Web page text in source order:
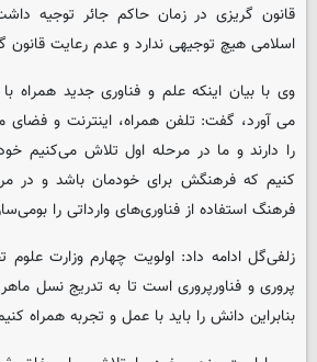
قانون گریزی در زمان حاکم جائر توجیه
اسلامی هیچ توجیهی ندارد و عدم رعایت قانون
وی با بیان اینکه علم و فناوری جدید
می آورد، گفت: تلفن همراه، اینترنت و
را دارند و ما در مرحله اول تلاش می‌کنیم
کنیم که فرهنگش برای خودمان باشد و در
فرهنگ استفاده از فناوری‌های وارداتی را
زلفی‌گل ادامه داد: اولویت چهارم وزارت علوم
پروری و فناورپروری است تا به تدریج نسل
بنابراین دانش را باید با عمل و تجربه همراه